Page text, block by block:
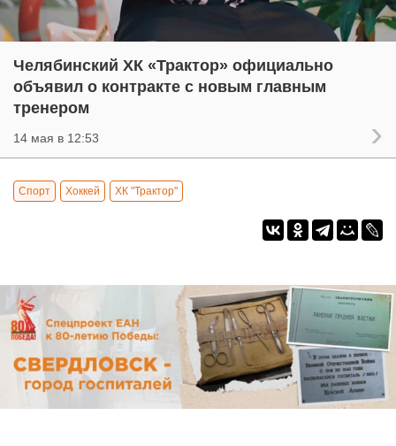
Челябинский ХК «Трактор» официально
объявил о контракте с новым главным
тренером
14 мая в 12:53
Спорт Хоккей ХК "Трактор"